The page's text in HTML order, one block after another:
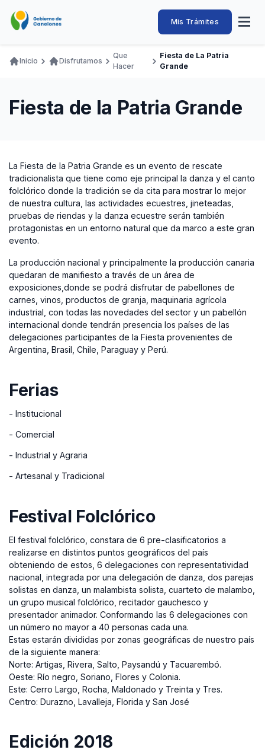
contenido
Intendencia
Canelones
Abrir
Navegación
Mis Trámites
Ingresar
Llamados Laborales
Teléfonos
Ruta
navegación
Inicio Disfrutamos
Que
Hacer
Fiesta de La Patria
Grande
Fiesta de la Patria Grande
La Fiesta de la Patria Grande es un evento de rescate
tradicionalista que tiene como eje principal la danza y el canto
folclórico donde la tradición se da cita para mostrar lo mejor
de nuestra cultura, las actividades ecuestres, jineteadas,
pruebas de riendas y la danza ecuestre serán también
protagonistas en un entorno natural que da marco a este gran
evento.
La producción nacional y principalmente la producción canaria
quedaran de manifiesto a través de un área de
exposiciones,donde se podrá disfrutar de pabellones de
carnes, vinos, productos de granja, maquinaria agrícola
industrial, con todas las novedades del sector y un pabellón
internacional donde tendrán presencia los países de las
delegaciones participantes de la Fiesta provenientes de
Argentina, Brasil, Chile, Paraguay y Perú.
Ferias
- Institucional
- Comercial
- Industrial y Agraria
- Artesanal y Tradicional
Festival Folclórico
El festival folclórico, constara de 6 pre-clasificatorios a
realizarse en distintos puntos geográficos del país
obteniendo de estos, 6 delegaciones con representatividad
nacional, integrada por una delegación de danza, dos parejas
solistas en danza, un malambista solista, cuarteto de malambo,
un grupo musical folclórico, recitador gauchesco y
presentador animador. Conformando las 6 delegaciones con
un número no mayor a 40 personas cada una.
Estas estarán divididas por zonas geográficas de nuestro país
de la siguiente manera:
Norte: Artigas, Rivera, Salto, Paysandú y Tacuarembó.
Oeste: Río negro, Soriano, Flores y Colonia.
Este: Cerro Largo, Rocha, Maldonado y Treinta y Tres.
Centro: Durazno, Lavalleja, Florida y San José
Edición 2018